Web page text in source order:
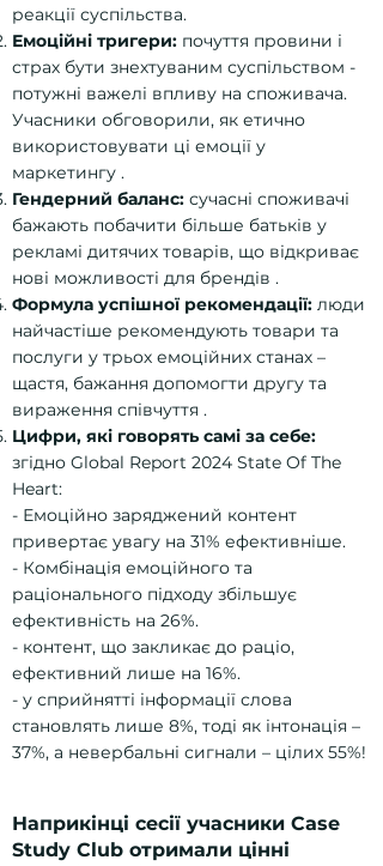
реакції суспільства.
Емоційні тригери: почуття провини і
страх бути знехтуваним суспільством -
потужні важелі впливу на споживача.
Учасники обговорили, як етично
використовувати ці емоції у
маркетингу .
Гендерний баланс: сучасні споживачі
бажають побачити більше батьків у
рекламі дитячих товарів, що відкриває
нові можливості для брендів .
Формула успішної рекомендації: люди
найчастіше рекомендують товари та
послуги у трьох емоційних станах –
щастя, бажання допомогти другу та
вираження співчуття .
Цифри, які говорять самі за себе:
згідно Global Report 2024 State Of The
Heart:
- Емоційно заряджений контент
привертає увагу на 31% ефективніше.
- Комбінація емоційного та
раціонального підходу збільшує
ефективність на 26%.
- контент, що закликає до раціо,
ефективний лише на 16%.
- у сприйнятті інформації слова
становлять лише 8%, тоді як інтонація –
37%, а невербальні сигнали – цілих 55%!
Наприкінці сесії учасники Case
Study Club отримали цінні